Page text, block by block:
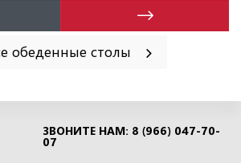
обеденные столы
ЗВОНИТЕ НАМ: 8 (966) 047-70-
07